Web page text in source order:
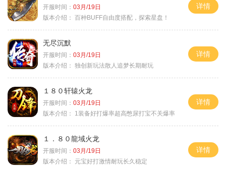
开服时间： 03月/19日
版本介绍： 百种BUFF自由度搭配，探索星盘！
详情
无尽沉默
开服时间： 03月/19日
版本介绍： 独创新玩法散人追梦长期耐玩
详情
１８０轩辕火龙
开服时间： 03月/19日
版本介绍：
1装备好打爆率超高憋尿打宝不关爆率
详情
１．８０龍域火龙
开服时间： 03月/19日
版本介绍：
元宝好打激情耐玩长久稳定
详情